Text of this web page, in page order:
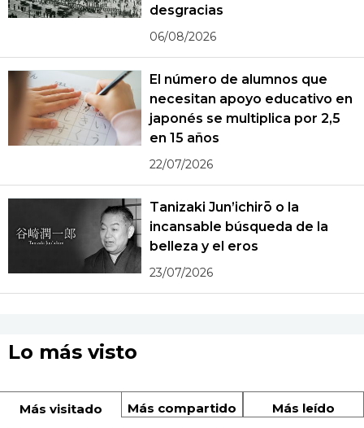
desgracias
06/08/2026
El número de alumnos que
necesitan apoyo educativo en
japonés se multiplica por 2,5
en 15 años
22/07/2026
Tanizaki Jun’ichirō o la
incansable búsqueda de la
belleza y el eros
23/07/2026
Lo más visto
Más visitado Más compartido Más leído